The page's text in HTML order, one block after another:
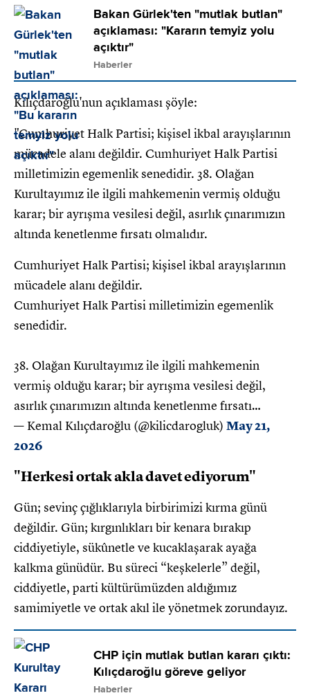
Bakan Gürlek'ten "mutlak butlan"
açıklaması: "Kararın temyiz yolu
açıktır"
Haberler
Kılıçdaroğlu'nun açıklaması şöyle:
"Cumhuriyet Halk Partisi; kişisel ikbal arayışlarının
mücadele alanı değildir. Cumhuriyet Halk Partisi
milletimizin egemenlik senedidir. 38. Olağan
Kurultayımız ile ilgili mahkemenin vermiş olduğu
karar; bir ayrışma vesilesi değil, asırlık çınarımızın
altında kenetlenme fırsatı olmalıdır.
Cumhuriyet Halk Partisi; kişisel ikbal arayışlarının
mücadele alanı değildir.
Cumhuriyet Halk Partisi milletimizin egemenlik
senedidir.
38. Olağan Kurultayımız ile ilgili mahkemenin
vermiş olduğu karar; bir ayrışma vesilesi değil,
asırlık çınarımızın altında kenetlenme fırsatı…
— Kemal Kılıçdaroğlu (@kilicdarogluk) May 21,
2026
"Herkesi ortak akla davet ediyorum"
Gün; sevinç çığlıklarıyla birbirimizi kırma günü
değildir. Gün; kırgınlıkları bir kenara bırakıp
ciddiyetiyle, sükûnetle ve kucaklaşarak ayağa
kalkma günüdür. Bu süreci “keşkelerle” değil,
ciddiyetle, parti kültürümüzden aldığımız
samimiyetle ve ortak akıl ile yönetmek zorundayız.
CHP için mutlak butlan kararı çıktı:
Kılıçdaroğlu göreve geliyor
Haberler